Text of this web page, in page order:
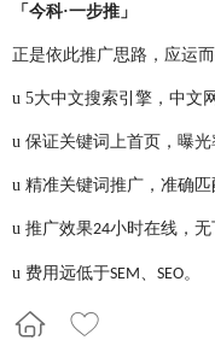
「今科·一步推」
正是依此推广思路，应运而
u 5大中文搜索引擎，中文
u 保证关键词上首页，曝
u 精准关键词推广，准确匹
u 推广效果24小时在线，无
u 费用远低于SEM SEO。